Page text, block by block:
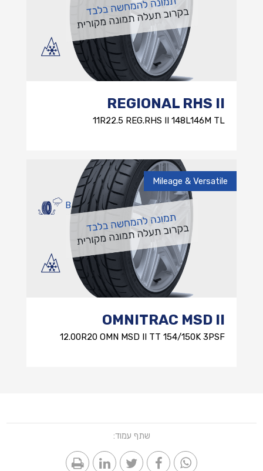
REGIONAL RHS II
11R22.5 REG.RHS II 148L146M TL
Mileage & Versatile
B
OMNITRAC MSD II
12.00R20 OMN MSD II TT 154/150K 3PSF
שתף עמוד: